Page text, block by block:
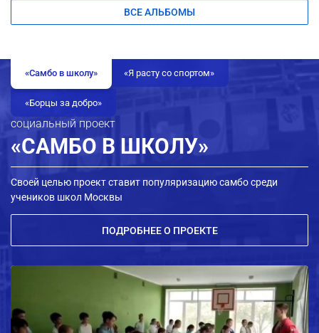
ВСЕ АЛЬБОМЫ
«Самбо в школу» «Я расту со спортом»
«Борцы за добро»
социальный проект
«САМБО В ШКОЛУ»
Своей целью проект ставит популяризацию самбо среди
учеников школ Москвы
ПОДРОБНЕЕ О ПРОЕКТЕ